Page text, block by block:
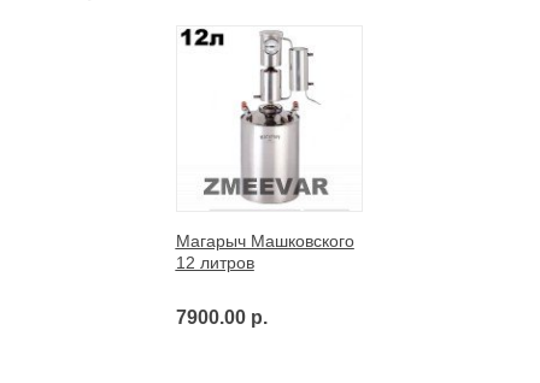
Магарыч Машковского
12 литров
7900.00 р.